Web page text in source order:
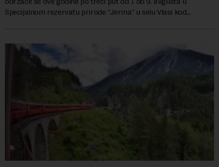
Specijalnom rezervatu prirode "Jerma" u selu Vlasi kod